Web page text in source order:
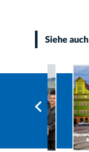
Siehe auch